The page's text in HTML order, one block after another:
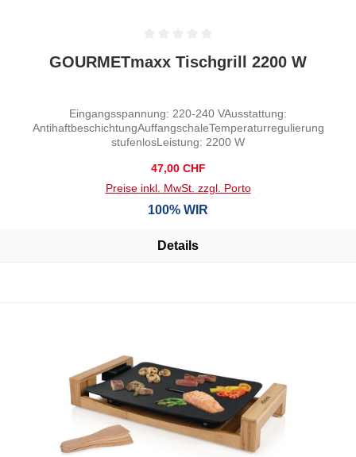
Durchschnittliche Bewertung von 0 von 5 Sternen
GOURMETmaxx Tischgrill 2200 W
Eingangsspannung: 220-240 VAusstattung:
AntihaftbeschichtungAuffangschaleTemperaturregulierung
stufenlosLeistung: 2200 W
Regulärer Preis:
47,00 CHF
Preise inkl. MwSt. zzgl. Porto
100% WIR
Details